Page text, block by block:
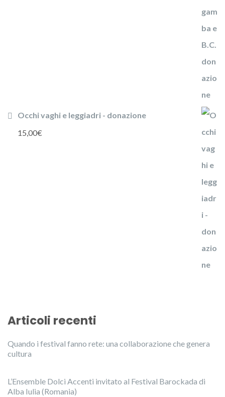
Occhi vaghi e leggiadri - donazione
15,00€
Articoli recenti
Quando i festival fanno rete: una collaborazione che genera
cultura
L’Ensemble Dolci Accenti invitato al Festival Barockada di
Alba Iulia (Romania)